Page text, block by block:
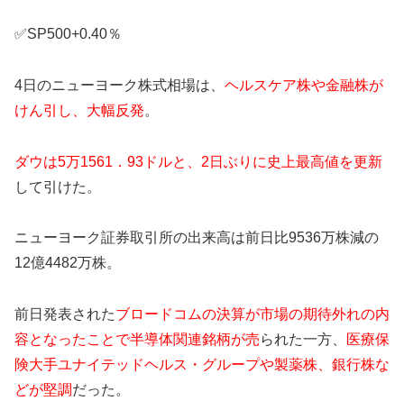
✅SP500+0.40％
4日のニューヨーク株式相場は、 ヘルスケア株や金融株が
けん引し、大幅反発。
ダウは5万1561．93ドルと、2日ぶりに史上最高値を更新
して引けた。
ニューヨーク証券取引所の出来高は前日比9536万株減の
12億4482万株。
前日発表されたブロードコムの決算が市場の期待外れの内
容となったことで半導体関連銘柄が売られた一方、
医療保
険大手ユナイテッドヘルス・グループや製薬株、銀行株な
どが堅調だった。